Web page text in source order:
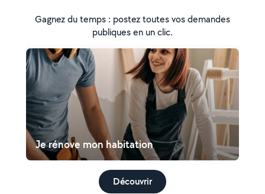
Gagnez du temps : postez toutes vos demandes
publiques en un clic.
Je rénove mon habitation
Découvrir